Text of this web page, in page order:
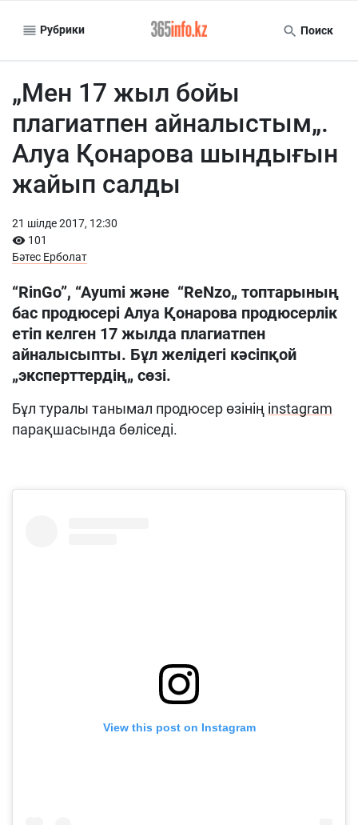
Рубрики Поиск
„Мен 17 жыл бойы
плагиатпен айналыстым„.
Алуа Қонарова шындығын
жайып салды
21 шiлде 2017, 12:30
101
Бәтес Ерболат
“RinGo”, “Ayumi және “ReNzo„ топтарының
бас продюсері Алуа Қонарова продюсерлік
етіп келген 17 жылда плагиатпен
айналысыпты. Бұл желідегі кәсіпқой
„эксперттердің„ сөзі.
Бұл туралы танымал продюсер өзінің instagram
парақшасында бөліседі.
View this post on Instagram